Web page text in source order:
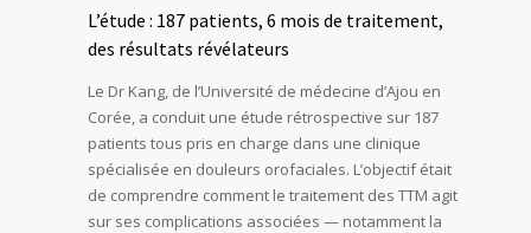
L’étude : 187 patients, 6 mois de traitement,
des résultats révélateurs
Le Dr Kang, de l’Université de médecine d’Ajou en
Corée, a conduit une étude rétrospective sur 187
patients tous pris en charge dans une clinique
spécialisée en douleurs orofaciales. L’objectif était
de comprendre comment le traitement des TTM agit
sur ses complications associées — notamment la